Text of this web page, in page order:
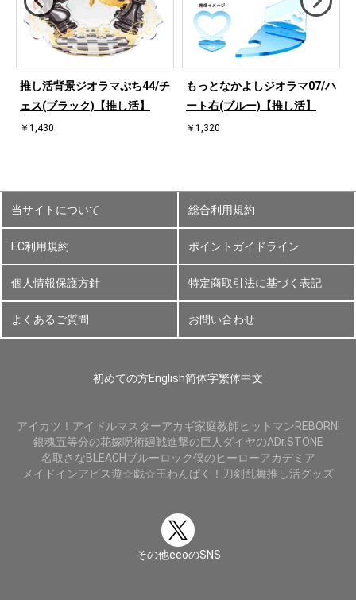
推し活背景ジオラマぷち44/チ
ェス(ブラック)【推し活】
￥1,430
もっとなかよしジオラマ07/ハ
ート右(ブルー)【推し活】
￥1,320
当サイトについて 総合利用規約
EC利用規約 ポイントガイドライン
個人情報保護方針 特定商取引法に基づく表記
よくあるご質問 お問い合わせ
初めての方English简体字繁体中文
アイカツ！ アイドルマスターアカギ家庭教師ヒットマンREBORN!
銀魂五等分の花嫁呪術廻戦進撃の巨人 ダイヤのADr.STONE
名取さなBLEACHブルーロック僕のヒーローアカデミア
メイドインアビス遊☆戯☆王わんぱく！刀剣乱舞推し活グッズ
その他eeoのSNS